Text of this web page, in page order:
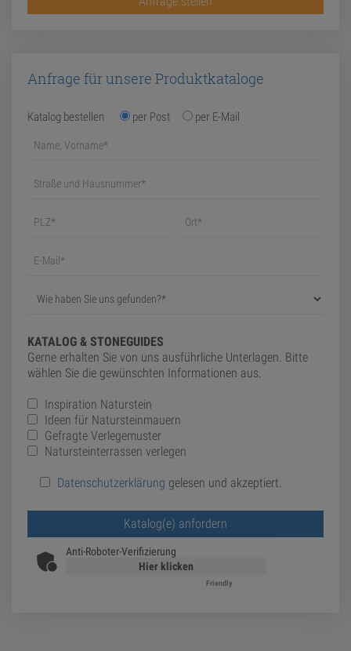
Anfrage für unsere Produktkataloge
Katalog bestellen per Post per E-Mail
KATALOG & STONEGUIDES
Gerne erhalten Sie von uns ausführliche Unterlagen. Bitte
wählen Sie die gewünschten Informationen aus.
Inspiration Naturstein
Ideen für Natursteinmauern
Gefragte Verlegemuster
Natursteinterrassen verlegen
Datenschutzerklärung gelesen und akzeptiert.
Bitte lasse dieses Feld leer.
Anti-Roboter-Verifizierung
Hier klicken
Friendly